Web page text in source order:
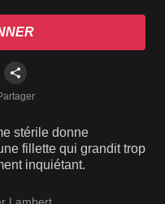
stérile donne
fillette qui grandit trop
inquiétant.